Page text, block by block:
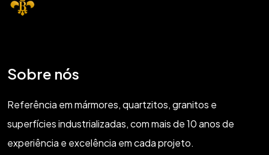
Sobre nós
Referência em mármores, quartzitos, granitos e
superfícies industrializadas, com mais de 10 anos de
experiência e excelência em cada projeto.